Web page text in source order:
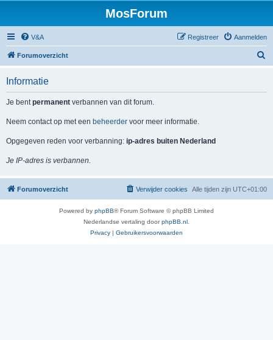
MosForum
V&A Aanmelden
Registreer
Forumoverzicht
Informatie
Je bentpermanent verbannen van dit forum.
Neem contact op met een beheerder voor meer informatie.
Opgegeven reden voor verbanning: ip-adres buiten Nederland
Je IP-adres is verbannen.
Forumoverzicht Alle tijden zijn UTC+01:00
Verwijder cookies
Powered by phpBB® Forum Software © phpBB Limited
Nederlandse vertaling doorphpBB.nl
Privacy | Gebruikersvoorwaarden